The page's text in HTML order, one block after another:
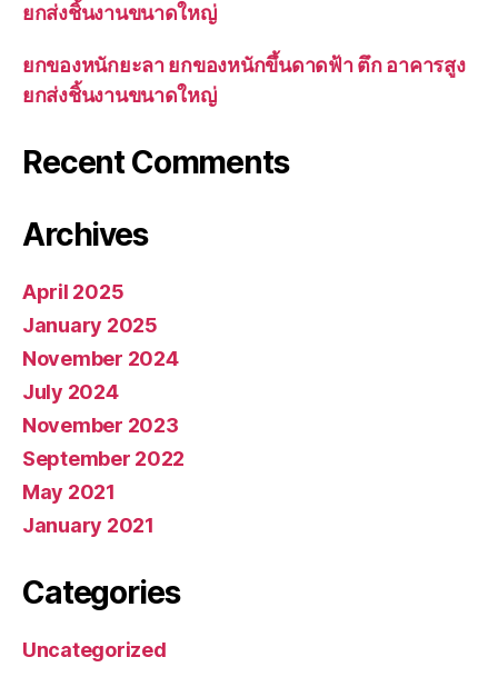
ยกส่งชิ้นงานขนาดใหญ่
ยกของหนักยะลา ยกของหนักขึ้นดาดฟ้า ตึก อาคารสูง
ยกส่งชิ้นงานขนาดใหญ่
Recent Comments
Archives
April 2025
January 2025
November 2024
July 2024
November 2023
September 2022
May 2021
January 2021
Categories
Uncategorized